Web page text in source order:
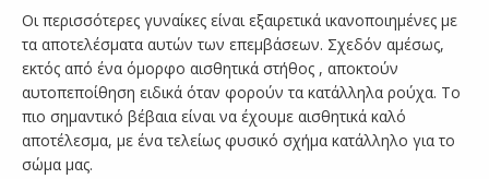
Οι περισσότερες γυναίκες είναι εξαιρετικά ικανοποιημένες με
τα αποτελέσματα αυτών των επεμβάσεων. Σχεδόν αμέσως,
εκτός από ένα όμορφο αισθητικά στήθος , αποκτούν
αυτοπεποίθηση ειδικά όταν φορούν τα κατάλληλα ρούχα. Το
πιο σημαντικό βέβαια είναι να έχουμε αισθητικά καλό
αποτέλεσμα, με ένα τελείως φυσικό σχήμα κατάλληλο για το
σώμα μας.